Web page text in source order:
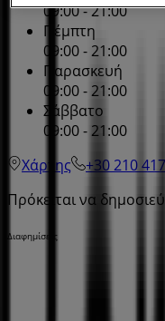
09:00 - 21:00
Πέμπτη
09:00 - 21:00
Παρασκευή
09:00 - 21:00
Σάββατο
09:00 - 21:00
Χάρτης
+30 210
Πρόκειται να
Διαφημίσεις